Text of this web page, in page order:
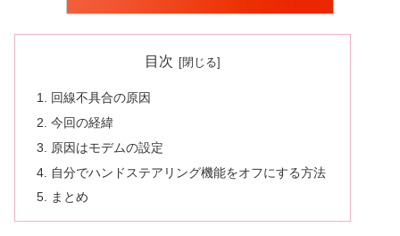
目次
回線不具合の原因
今回の経緯
原因はモデムの設定
自分でハンドステアリング機能をオフにする方法
まとめ